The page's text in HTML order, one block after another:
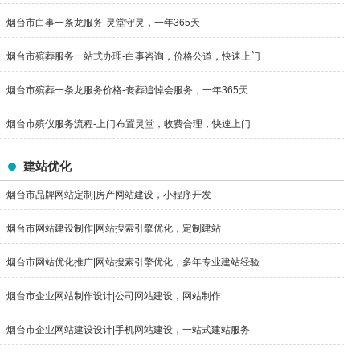
烟台市白事一条龙服务-灵堂守灵，一年365天
烟台市殡葬服务一站式办理-白事咨询，价格公道，快速上门
烟台市殡葬一条龙服务价格-丧葬追悼会服务，一年365天
烟台市殡仪服务流程-上门布置灵堂，收费合理，快速上门
建站优化
烟台市品牌网站定制|房产网站建设，小程序开发
烟台市网站建设制作|网站搜索引擎优化，定制建站
烟台市网站优化推广|网站搜索引擎优化，多年专业建站经验
烟台市企业网站制作设计|公司网站建设，网站制作
烟台市企业网站建设设计|手机网站建设，一站式建站服务